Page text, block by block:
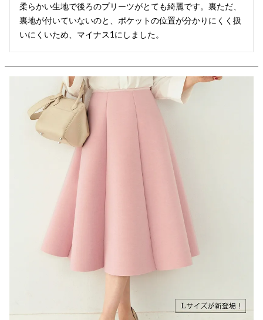
柔らかい生地で後ろのプリーツがとても綺麗です。裏ただ、
裏地が付いていないのと、ポケットの位置が分かりにくく扱
いにくいため、マイナス1にしました。